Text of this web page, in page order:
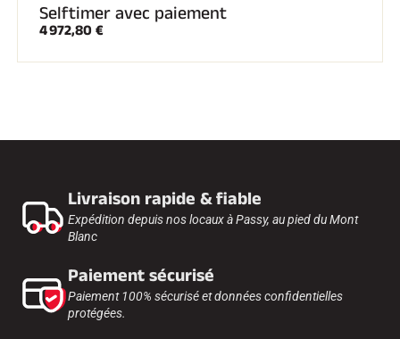
Selftimer avec paiement
4 972,80 €
Livraison rapide & fiable
Expédition depuis nos locaux à Passy, au pied du Mont
Blanc
Paiement sécurisé
Paiement 100% sécurisé et données confidentielles
protégées.